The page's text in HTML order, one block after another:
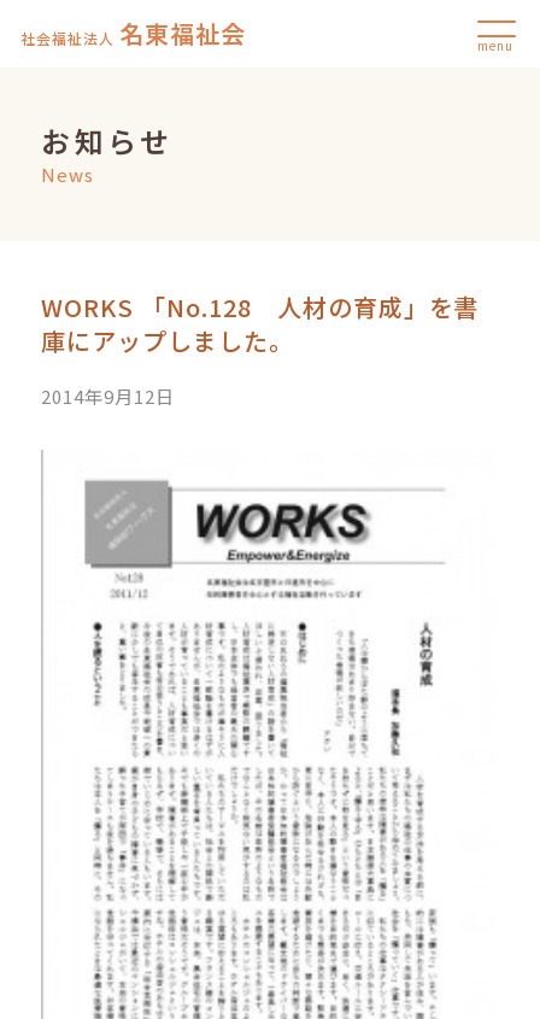
社会福祉法人 名東福祉会 menu
お知らせ
News
WORKS 「No.128 人材の育成」を書
庫にアップしました。
2014年9月12日